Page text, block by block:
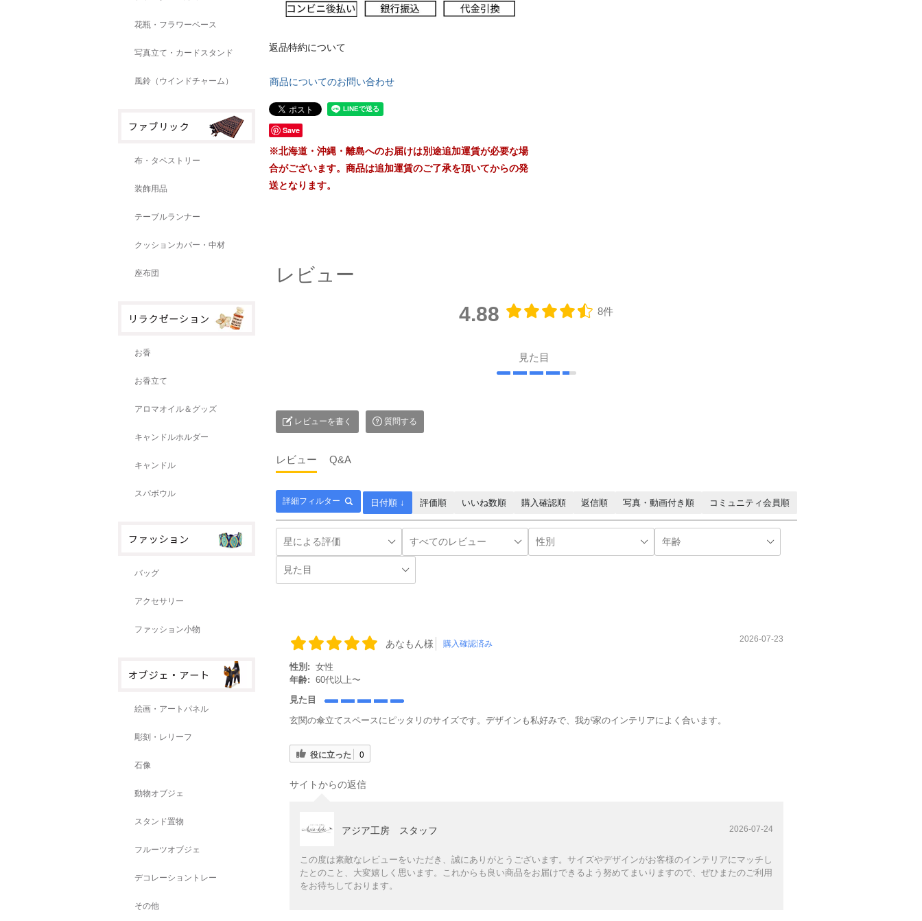
花瓶・フラワーベース
写真立て・カードスタンド
風鈴（ウインドチャーム）
布・タペストリー
装飾用品
テーブルランナー
クッションカバー・中材
座布団
お香
お香立て
アロマオイル＆グッズ
キャンドルホルダー
キャンドル
スパボウル
バッグ
アクセサリー
ファッション小物
絵画・アートパネル
彫刻・レリーフ
石像
動物オブジェ
スタンド置物
フルーツオブジェ
デコレーショントレー
その他
返品特約について
商品についてのお問い合わせ
Save
※北海道・沖縄・離島へのお届けは別途追加運賃が必要な場
合がございます。商品は追加運賃のご了承を頂いてからの発
送となります。
レビュー
4.88 8件
見た目
レビューを書く 質問する
レビュー Q&A
詳細フィルター 日付順 ↓ 評価順 いいね数順 購入確認順 返信順 写真・動画付き順 コミュニティ会員順
あなもん様 購入確認済み 2026-07-23
性別: 女性
年齢: 60代以上〜
見た目
玄関の傘立てスペースにピッタリのサイズです。デザインも私好みで、我が家のインテリアによく合います。
役に立った 0
サイトからの返信
アジア工房 スタッフ 2026-07-24
この度は素敵なレビューをいただき、誠にありがとうございます。サイズやデザインがお客様のインテリアにマッチし
たとのこと、大変嬉しく思います。これからも良い商品をお届けできるよう努めてまいりますので、ぜひまたのご利用
をお待ちしております。